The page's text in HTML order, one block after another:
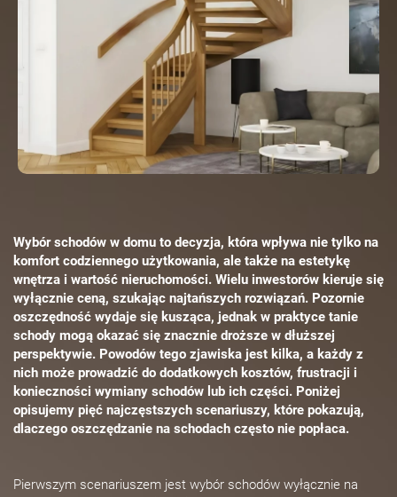
Wybór schodów w domu to decyzja, która wpływa nie tylko na
komfort codziennego użytkowania, ale także na estetykę
wnętrza i wartość nieruchomości. Wielu inwestorów kieruje się
wyłącznie ceną, szukając najtańszych rozwiązań. Pozornie
oszczędność wydaje się kusząca, jednak w praktyce tanie
schody mogą okazać się znacznie droższe w dłuższej
perspektywie. Powodów tego zjawiska jest kilka, a każdy z
nich może prowadzić do dodatkowych kosztów, frustracji i
konieczności wymiany schodów lub ich części. Poniżej
opisujemy pięć najczęstszych scenariuszy, które pokazują,
dlaczego oszczędzanie na schodach często nie popłaca.
Pierwszym scenariuszem jest wybór schodów wyłącznie na